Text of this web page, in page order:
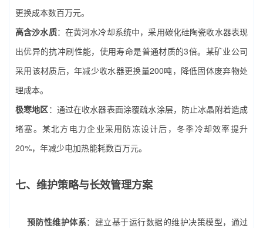
更换成本数百万元。
高含沙水质：在黄河水冷却系统中，采用碳化硅陶瓷收水器表现
出优异的抗冲刷性能，使用寿命是普通材质的3倍。某矿业公司
采用该材质后，年减少收水器更换量200吨，降低固体废弃物处
理成本。
极寒地区：通过在收水器表面涂覆疏水涂层，防止冰晶附着造成
堵塞。某北方电力企业采用防冻设计后，冬季冷却效率提升
20%，年减少电加热能耗数百万元。
七、维护策略与长效管理方案
预防性维护体系：建立基于运行数据的维护决策模型，通过